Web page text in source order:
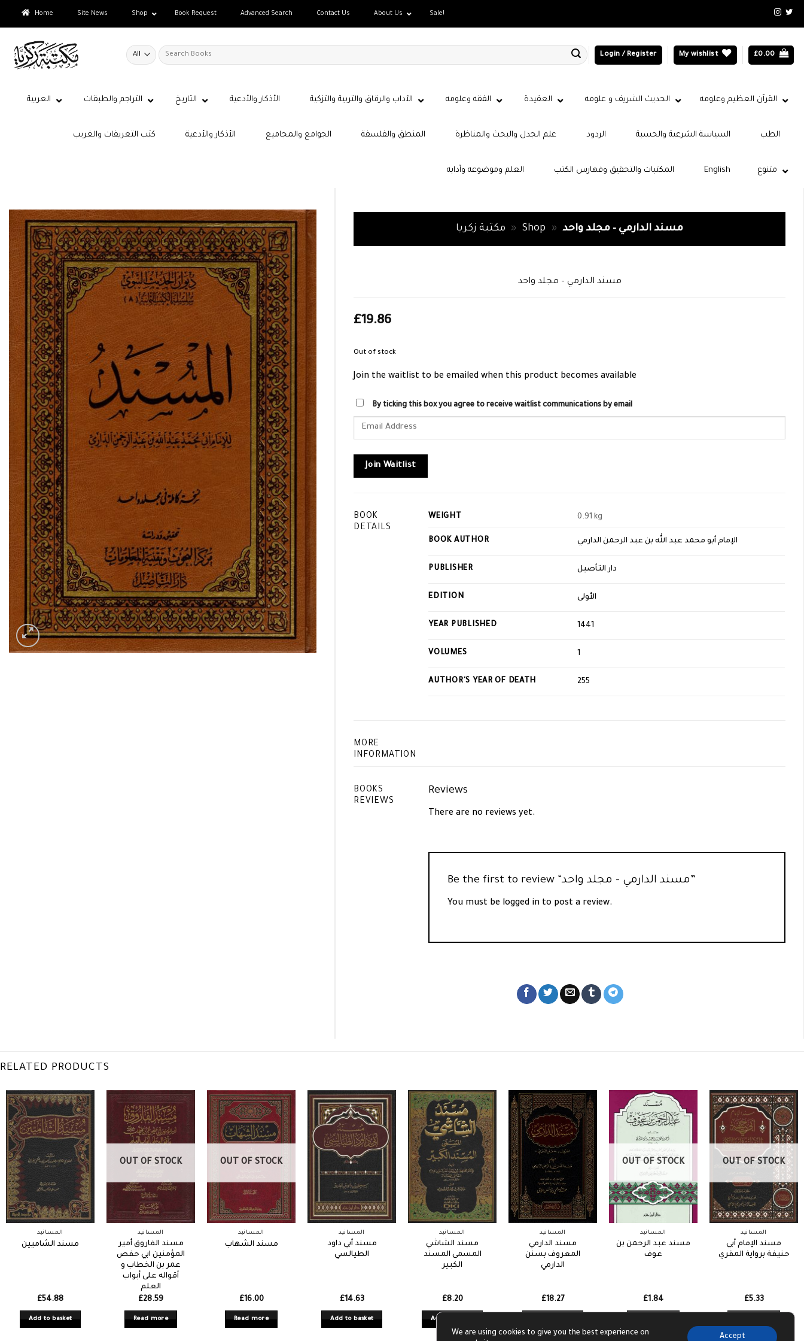
Home Site News Shop Book Request Advanced Search Contact Us About Us Sale!
Search
for:
Login / Register My wishlist £0.00
القرآن العظيم وعلومه الحديث الشريف و علومه العقيدة الفقه وعلومه الآداب والرقاق والتربية والتزكية الأذكار والأدعية التاريخ التراجم والطبقات العربية
كتب التعريفات والغريب الأذكار والأدعية الجوامع والمجاميع المنطق والفلسفة علم الجدل والبحث والمناظرة الردود السياسة الشرعية والحسبة الطب
العلم وموضوعه وآدابه المكتبات والتحقيق وفهارس الكتب متنوع English
مكتبة زكريا » Shop » مسند الدارمي – مجلد واحد
مسند الدارمي – مجلد واحد
£19.86
Out of stock
Join the waitlist to be emailed when this product becomes available
By ticking this box you agree to receive waitlist communications by email
Enter
address
to
waitlist
for
Join Waitlist
BOOK
DETAILS
WEIGHT 0.91 kg
BOOK AUTHOR الإمام أبو محمد عبد الله بن عبد الرحمن الدارمي
PUBLISHER دار التأصيل
EDITION الأولى
YEAR PUBLISHED 1441
VOLUMES 1
AUTHOR'S YEAR OF DEATH 255
MORE
INFORMATION
BOOKS
REVIEWS
Reviews
There are no reviews yet.
Be the first to review “مسند الدارمي – مجلد واحد”
You must be logged in to post a review.
RELATED PRODUCTS
المسانيد
مسند الشاميين
£54.88
Add to basket
OUT OF STOCK
المسانيد
مسند الفاروق أمير
المؤمنين ابي حفص
عمر بن الخطاب و
أقواله على أبواب
العلم
£28.59
Read more
OUT OF STOCK
المسانيد
مسند الشهاب
£16.00
Read more
المسانيد
مسند أبي داود
الطيالسي
£14.63
Add to basket
المسانيد
مسند الشاشي
المسمى المسند
الكبير
£8.20
Add to basket
المسانيد
مسند الدارمي
المعروف بسنن
الدارمي
£18.27
OUT OF STOCK
المسانيد
مسند عبد الرحمن بن
عوف
£1.84
OUT OF STOCK
المسانيد
مسند الإمام أبي
حنيفة برواية المقري
£5.33
We are using cookies to give you the best experience on
Accept